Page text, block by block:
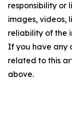
responsibility or
images, videos,
reliability of the
If you have any
related to this
above.